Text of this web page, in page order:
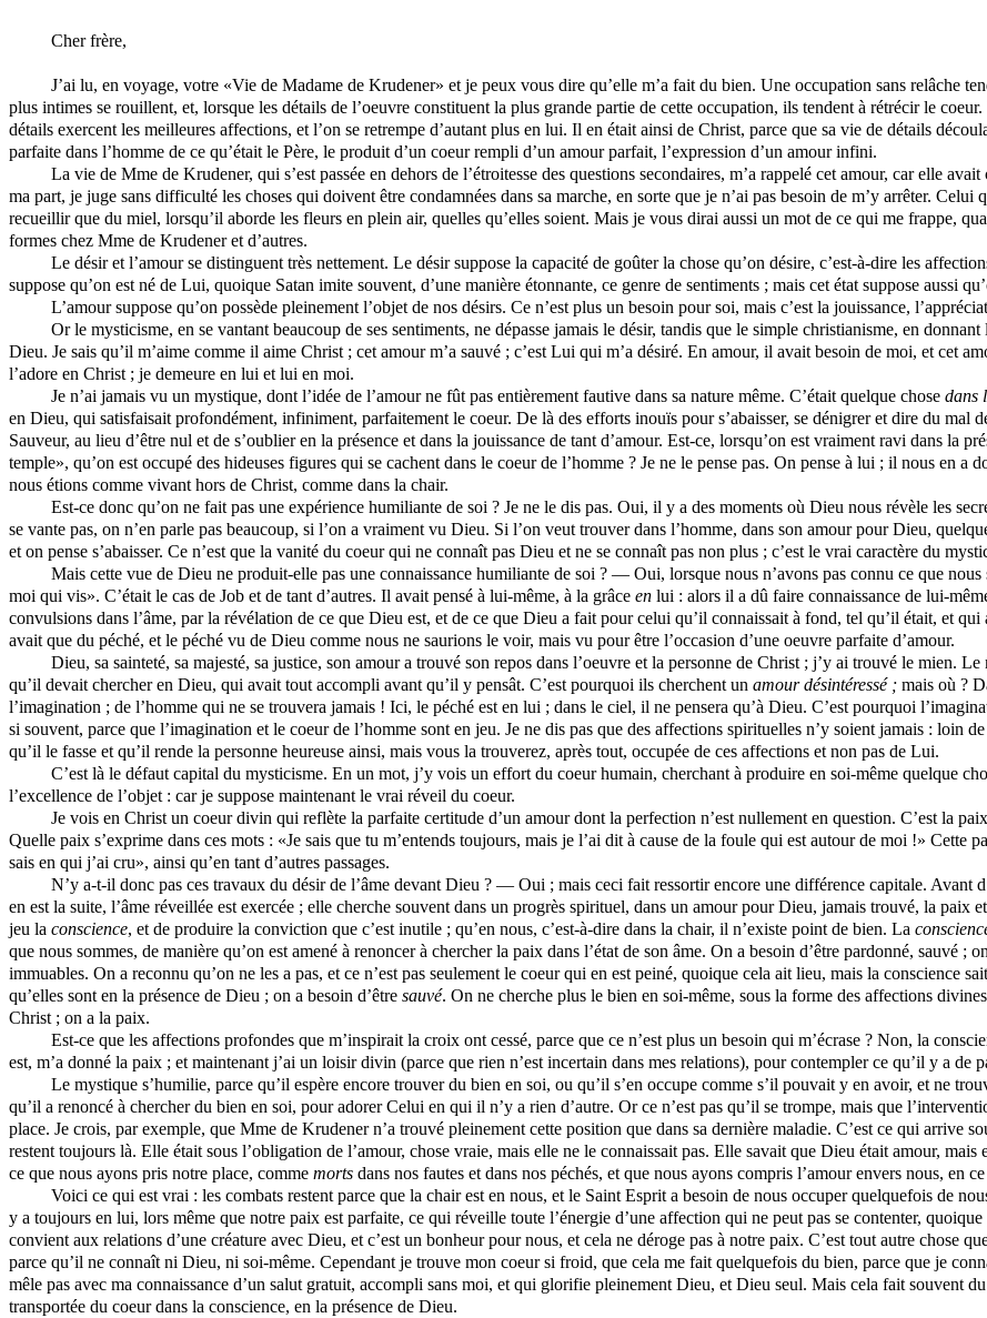
Cher frère,
J’ai lu, en voyage, votre «Vie de Madame de Krudener» et je peux vous dire qu’elle m’a fait du bien. Une occupation sans relâche
plus intimes se rouillent, et, lorsque les détails de l’oeuvre constituent la plus grande partie de cette occupation, ils tendent à rétrécir le
détails exercent les meilleures affections, et l’on se retrempe d’autant plus en lui. Il en était ainsi de Christ, parce que sa vie de détails
parfaite dans l’homme de ce qu’était le Père, le produit d’un coeur rempli d’un amour parfait, l’expression d’un amour infini.
La vie de Mme de Krudener, qui s’est passée en dehors de l’étroitesse des questions secondaires, m’a rappelé cet amour, car elle
ma part, je juge sans difficulté les choses qui doivent être condamnées dans sa marche, en sorte que je n’ai pas besoin de m’y arrêter.
recueillir que du miel, lorsqu’il aborde les fleurs en plein air, quelles qu’elles soient. Mais je vous dirai aussi un mot de ce qui me frappe,
formes chez Mme de Krudener et d’autres.
Le désir et l’amour se distinguent très nettement. Le désir suppose la capacité de goûter la chose qu’on désire, c’est-à-dire les
suppose qu’on est né de Lui, quoique Satan imite souvent, d’une manière étonnante, ce genre de sentiments ; mais cet état suppose aussi
L’amour suppose qu’on possède pleinement l’objet de nos désirs. Ce n’est plus un besoin pour soi, mais c’est la jouissance,
Or le mysticisme, en se vantant beaucoup de ses sentiments, ne dépasse jamais le désir, tandis que le simple christianisme, en
Dieu. Je sais qu’il m’aime comme il aime Christ ; cet amour m’a sauvé ; c’est Lui qui m’a désiré. En amour, il avait besoin de moi, et cet
l’adore en Christ ; je demeure en lui et lui en moi.
Je n’ai jamais vu un mystique, dont l’idée de l’amour ne fût pas entièrement fautive dans sa nature même. C’était quelque chose dans
en Dieu, qui satisfaisait profondément, infiniment, parfaitement le coeur. De là des efforts inouïs pour s’abaisser, se dénigrer et dire du mal
Sauveur, au lieu d’être nul et de s’oublier en la présence et dans la jouissance de tant d’amour. Est-ce, lorsqu’on est vraiment ravi dans la
temple», qu’on est occupé des hideuses figures qui se cachent dans le coeur de l’homme ? Je ne le pense pas. On pense à lui ; il nous en
nous étions comme vivant hors de Christ, comme dans la chair.
Est-ce donc qu’on ne fait pas une expérience humiliante de soi ? Je ne le dis pas. Oui, il y a des moments où Dieu nous révèle les
se vante pas, on n’en parle pas beaucoup, si l’on a vraiment vu Dieu. Si l’on veut trouver dans l’homme, dans son amour pour Dieu,
et on pense s’abaisser. Ce n’est que la vanité du coeur qui ne connaît pas Dieu et ne se connaît pas non plus ; c’est le vrai caractère du
Mais cette vue de Dieu ne produit-elle pas une connaissance humiliante de soi ? — Oui, lorsque nous n’avons pas connu ce que
moi qui vis». C’était le cas de Job et de tant d’autres. Il avait pensé à lui-même, à la grâce en lui : alors il a dû faire connaissance de lui-
convulsions dans l’âme, par la révélation de ce que Dieu est, et de ce que Dieu a fait pour celui qu’il connaissait à fond, tel qu’il était, et
avait que du péché, et le péché vu de Dieu comme nous ne saurions le voir, mais vu pour être l’occasion d’une oeuvre parfaite d’amour.
Dieu, sa sainteté, sa majesté, sa justice, son amour a trouvé son repos dans l’oeuvre et la personne de Christ ; j’y ai trouvé le mien.
qu’il devait chercher en Dieu, qui avait tout accompli avant qu’il y pensât. C’est pourquoi ils cherchent un amour désintéressé ; mais où ?
l’imagination ; de l’homme qui ne se trouvera jamais ! Ici, le péché est en lui ; dans le ciel, il ne pensera qu’à Dieu. C’est pourquoi
si souvent, parce que l’imagination et le coeur de l’homme sont en jeu. Je ne dis pas que des affections spirituelles n’y soient jamais : loin
qu’il le fasse et qu’il rende la personne heureuse ainsi, mais vous la trouverez, après tout, occupée de ces affections et non pas de Lui.
C’est là le défaut capital du mysticisme. En un mot, j’y vois un effort du coeur humain, cherchant à produire en soi-même quelque
l’excellence de l’objet : car je suppose maintenant le vrai réveil du coeur.
Je vois en Christ un coeur divin qui reflète la parfaite certitude d’un amour dont la perfection n’est nullement en question. C’est la
Quelle paix s’exprime dans ces mots : «Je sais que tu m’entends toujours, mais je l’ai dit à cause de la foule qui est autour de moi !» Cette
sais en qui j’ai cru», ainsi qu’en tant d’autres passages.
N’y a-t-il donc pas ces travaux du désir de l’âme devant Dieu ? — Oui ; mais ceci fait ressortir encore une différence capitale.
en est la suite, l’âme réveillée est exercée ; elle cherche souvent dans un progrès spirituel, dans un amour pour Dieu, jamais trouvé, la paix
jeu la conscience, et de produire la conviction que c’est inutile ; qu’en nous, c’est-à-dire dans la chair, il n’existe point de bien. La
que nous sommes, de manière qu’on est amené à renoncer à chercher la paix dans l’état de son âme. On a besoin d’être pardonné, sauvé
immuables. On a reconnu qu’on ne les a pas, et ce n’est pas seulement le coeur qui en est peiné, quoique cela ait lieu, mais la conscience
qu’elles sont en la présence de Dieu ; on a besoin d’être sauvé. On ne cherche plus le bien en soi-même, sous la forme des affections
Christ ; on a la paix.
Est-ce que les affections profondes que m’inspirait la croix ont cessé, parce que ce n’est plus un besoin qui m’écrase ? Non, la
est, m’a donné la paix ; et maintenant j’ai un loisir divin (parce que rien n’est incertain dans mes relations), pour contempler ce qu’il y a de
Le mystique s’humilie, parce qu’il espère encore trouver du bien en soi, ou qu’il s’en occupe comme s’il pouvait y en avoir, et ne
qu’il a renoncé à chercher du bien en soi, pour adorer Celui en qui il n’y a rien d’autre. Or ce n’est pas qu’il se trompe, mais que
place. Je crois, par exemple, que Mme de Krudener n’a trouvé pleinement cette position que dans sa dernière maladie. C’est ce qui arrive
restent toujours là. Elle était sous l’obligation de l’amour, chose vraie, mais elle ne le connaissait pas. Elle savait que Dieu était amour,
ce que nous ayons pris notre place, comme morts dans nos fautes et dans nos péchés, et que nous ayons compris l’amour envers nous, en
Voici ce qui est vrai : les combats restent parce que la chair est en nous, et le Saint Esprit a besoin de nous occuper quelquefois de
y a toujours en lui, lors même que notre paix est parfaite, ce qui réveille toute l’énergie d’une affection qui ne peut pas se contenter,
convient aux relations d’une créature avec Dieu, et c’est un bonheur pour nous, et cela ne déroge pas à notre paix. C’est tout autre chose
parce qu’il ne connaît ni Dieu, ni soi-même. Cependant je trouve mon coeur si froid, que cela me fait quelquefois du bien, parce que je
mêle pas avec ma connaissance d’un salut gratuit, accompli sans moi, et qui glorifie pleinement Dieu, et Dieu seul. Mais cela fait souvent
transportée du coeur dans la conscience, en la présence de Dieu.